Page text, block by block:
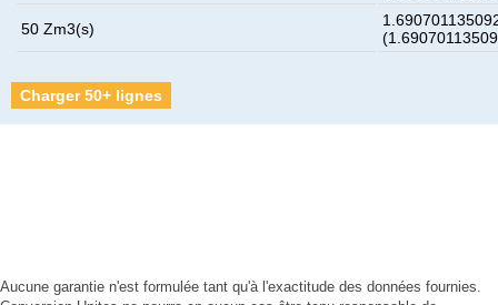
50 Zm3(s)
Charger 50+ lignes
Aucune garantie n'est formulée tant qu'à l'exactitude des données fournies.